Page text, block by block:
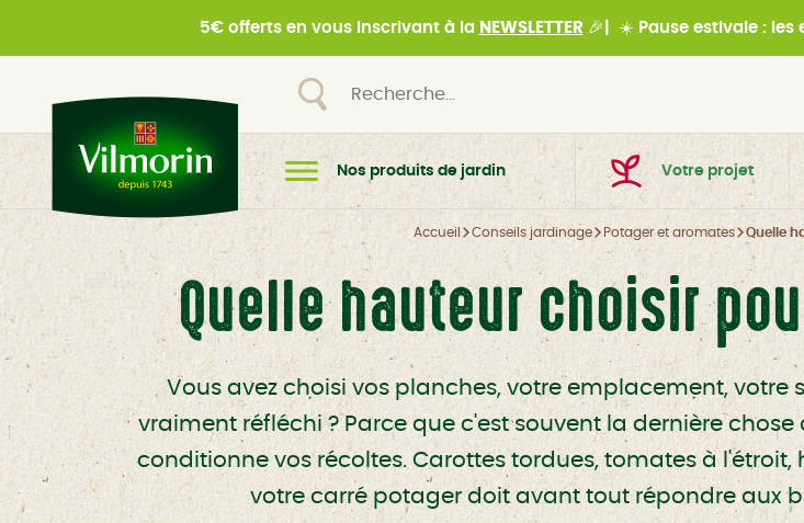
5€ offerts en vous inscrivant à la NEWSLETTER 🎉| ☀️ Pause estivale :
Nos produits de jardin Votre projet
Accueil Conseils jardinage Potager et aromates Quelle
Quelle hauteur choisir
Vous avez choisi vos planches, votre emplacement,
vraiment réfléchi ? Parce que c'est souvent la dernière
conditionne vos récoltes. Carottes tordues, tomates à
votre carré potager doit avant tout répondre aux